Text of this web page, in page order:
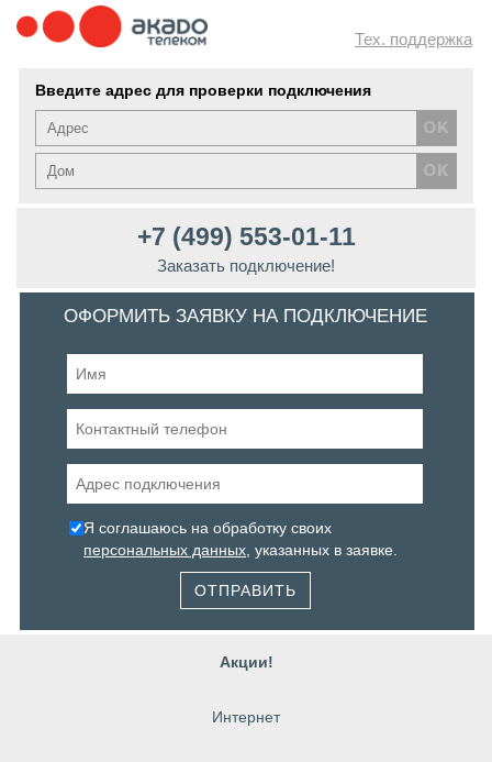
Тех. поддержка
Введите адрес для проверки подключения
+7 (499) 553-01-11
Заказать подключение!
ОФОРМИТЬ ЗАЯВКУ НА ПОДКЛЮЧЕНИЕ
Я соглашаюсь на обработку своих
персональных данных , указанных в заявке.
ОТПРАВИТЬ
Акции!
Интернет